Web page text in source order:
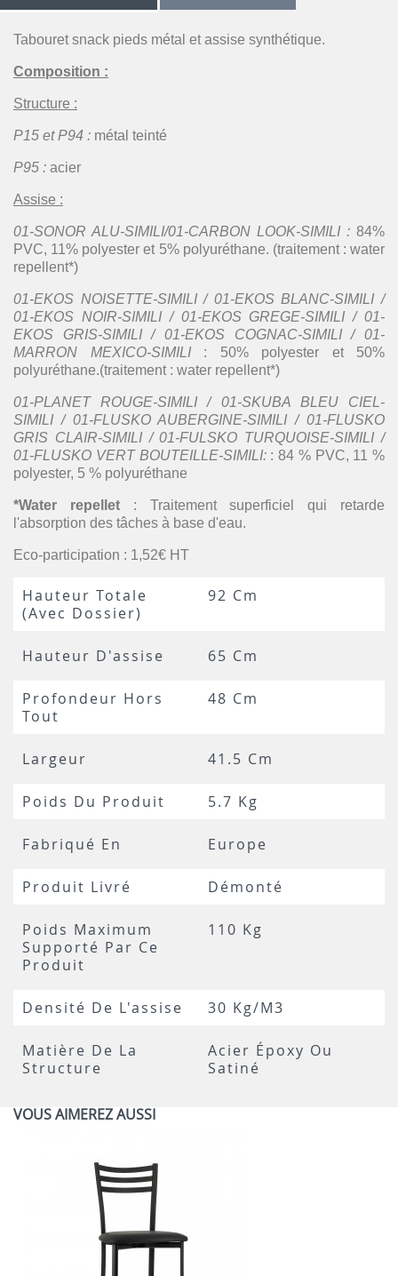
Tabouret snack pieds métal et assise synthétique.
Composition :
Structure :
P15 et P94 : métal teinté
P95 : acier
Assise :
01-SONOR ALU-SIMILI/01-CARBON LOOK-SIMILI : 84%
PVC, 11% polyester et 5% polyuréthane. (traitement : water
repellent*)
01-EKOS NOISETTE-SIMILI / 01-EKOS BLANC-SIMILI /
01-EKOS NOIR-SIMILI / 01-EKOS GREGE-SIMILI / 01-
EKOS GRIS-SIMILI / 01-EKOS COGNAC-SIMILI / 01-
MARRON MEXICO-SIMILI: 50% polyester et 50%
polyuréthane.(traitement : water repellent*)
01-PLANET ROUGE-SIMILI / 01-SKUBA BLEU CIEL-
SIMILI / 01-FLUSKO AUBERGINE-SIMILI / 01-FLUSKO
GRIS CLAIR-SIMILI / 01-FULSKO TURQUOISE-SIMILI /
01-FLUSKO VERT BOUTEILLE-SIMILI: : 84 % PVC, 11 %
polyester, 5 % polyuréthane
*Water repellet: Traitement superficiel qui retarde
l'absorption des tâches à base d'eau.
Eco-participation : 1,52€ HT
Hauteur Totale
(avec Dossier)
92 Cm
Hauteur D'assise 65 Cm
Profondeur Hors
Tout
48 Cm
Largeur 41.5 Cm
Poids Du Produit 5.7 Kg
Fabriqué En Europe
Produit Livré Démonté
Poids Maximum
Supporté Par Ce
Produit
110 Kg
Densité De L'assise 30 Kg/m3
Matière De La
Structure
Acier Époxy Ou
Satiné
VOUS AIMEREZ AUSSI